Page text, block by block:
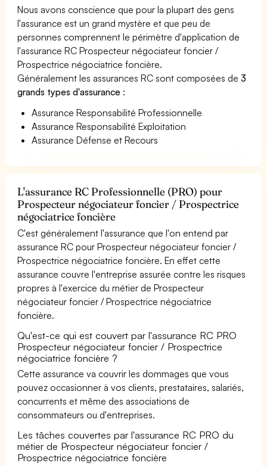
Nous avons conscience que pour la plupart des gens
l'assurance est un grand mystère et que peu de
personnes comprennent le périmètre d'application de
l'assurance RC Prospecteur négociateur foncier /
Prospectrice négociatrice foncière.
Généralement les assurances RC sont composées de3
grands types d'assurance :
Assurance Responsabilité Professionnelle
Assurance Responsabilité Exploitation
Assurance Défense et Recours
L'assurance RC Professionnelle (PRO) pour
Prospecteur négociateur foncier / Prospectrice
négociatrice foncière
C'est généralement l'assurance que l'on entend par
assurance RC pour Prospecteur négociateur foncier /
Prospectrice négociatrice foncière. En effet cette
assurance couvre l'entreprise assurée contre les risques
propres à l'exercice du métier de Prospecteur
négociateur foncier / Prospectrice négociatrice
foncière.
Qu'est-ce qui est couvert par l'assurance RC PRO
Prospecteur négociateur foncier / Prospectrice
négociatrice foncière ?
Cette assurance va couvrir les dommages que vous
pouvez occasionner à vos clients, prestataires, salariés,
concurrents et même des associations de
consommateurs ou d'entreprises.
Les tâches couvertes par l'assurance RC PRO du
métier de Prospecteur négociateur foncier /
Prospectrice négociatrice foncière